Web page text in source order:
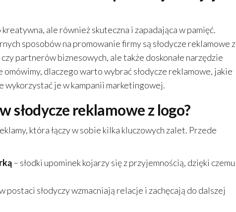
ale również skuteczna i zapadająca w pamięć.
sposobów na promowanie firmy są słodycze reklamowe z
partnerów biznesowych, ale także doskonałe narzędzie
dlaczego warto wybrać słodycze reklamowe, jakie
wykorzystać je w kampanii marketingowej.
słodycze reklamowe z logo?
która łączy w sobie kilka kluczowych zalet. Przede
– słodki upominek kojarzy się z przyjemnością, dzięki czemu
postaci słodyczy wzmacniają relacje i zachęcają do dalszej